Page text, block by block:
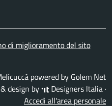
di miglioramento del sito
powered by Golem Net
design by Designers Italia ·
Accedi all'area personale